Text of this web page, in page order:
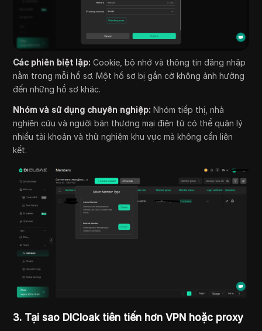
Các phiên biệt lập: Cookie, bộ nhớ và thông tin đăng nhập
nằm trong mỗi hồ sơ. Một hồ sơ bị gắn cờ không ảnh hưởng
đến những hồ sơ khác.
Nhóm và sử dụng chuyên nghiệp: Nhóm tiếp thị, nhà
nghiên cứu và người bán thương mại điện tử có thể quản lý
nhiều tài khoản và thử nghiệm khu vực mà không cần liên
kết.
3. Tại sao DICloak tiên tiến hơn VPN hoặc proxy